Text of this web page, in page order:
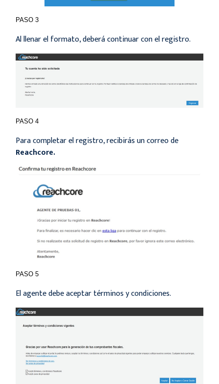
PASO 3
Al llenar el formato, deberá continuar con el registro.
PASO 4
Para completar el registro, recibirás un correo de
Reachcore.
PASO 5
El agente debe aceptar términos y condiciones.